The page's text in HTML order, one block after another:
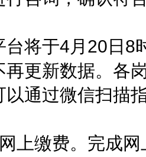
于4月20日8
再更新数据。各
以通过微信扫描
缴费。完成网